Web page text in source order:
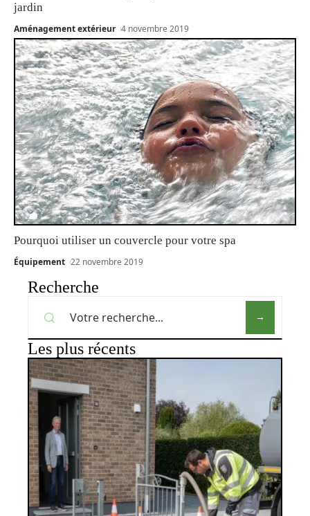
jardin
Aménagement extérieur 4 novembre 2019
Pourquoi utiliser un couvercle pour votre spa
Équipement 22 novembre 2019
Recherche
Les plus récents